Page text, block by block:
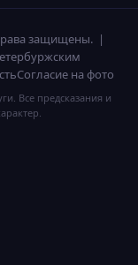
защищены. |
Согласие на фото
Все предсказания и